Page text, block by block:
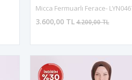
Micca Fermuarlı Ferace-
3.600,00 TL4.200,00 TL